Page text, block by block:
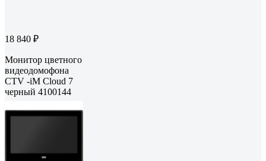
18 840 ₽
Монитор цветного
видеодомофона
CTV -iM Cloud 7
черный 4100144